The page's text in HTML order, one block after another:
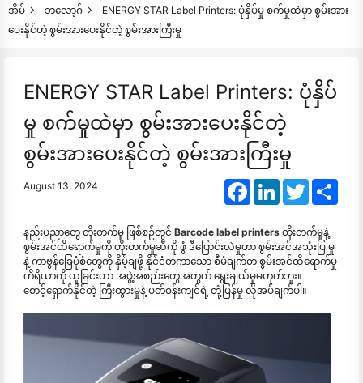
အိမ် ဘလော့ဂ်
ENERGY STAR Label Printers: ပုံနှိပ်မှု စက်မှုထဲမှာ စွမ်းအား
ပေးနိုင်တဲ့ စွမ်းအားပေးနိုင်တဲ့ စွမ်းအားကြီးမှု
ENERGY STAR Label Printers: ပုံနှိပ်
မှု စက်မှုထဲမှာ စွမ်းအားပေးနိုင်တဲ့
စွမ်းအားပေးနိုင်တဲ့ စွမ်းအားကြီးမှု
August 13, 2024 FacebookLinkedInTwitter
နည်းပညာတွေ တိုးတက်မှု ဖြစ်စဉ်တွင် Barcode label printers တိုးတက်မှုနဲ့
စွမ်းအင်ထိရောက်မှုကို တိုးတက်မှုဆီကို ဖွံ ဒီပြောင်းလဲမှုဟာ စွမ်းအင်အသုံးပြုမှု
နဲ့ ကာဗွန်ခြေပုံစံတွေကို နှိမ့်ချဖို့ နိုင်ငံတကာသော စီမံချက်တ စွမ်းအင်ထိရောက်မှု
ကိရိယာကို ယူခြင်းဟာ အဖွဲ့အစည်းတွေအတွက် ရွေးချယ်မှုမဟုတ်ဘူး။
စောင့်ရှောက်နိုင်တဲ့ ကြီးထွားမှုနဲ့ ပတ်ဝန်းကျင်ရဲ့ တုံ့ပြန်မှု လိုအပ်ချက်ပါ။